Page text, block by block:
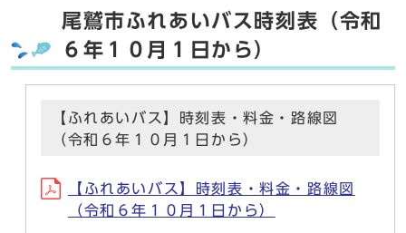
尾鷲市ふれあいバス時刻表（令和
６年１０月１日から）
【ふれあいバス】時刻表・料金・路線図
（令和６年１０月１日から）
【ふれあいバス】時刻表・料金・路線図
（令和６年１０月１日から）